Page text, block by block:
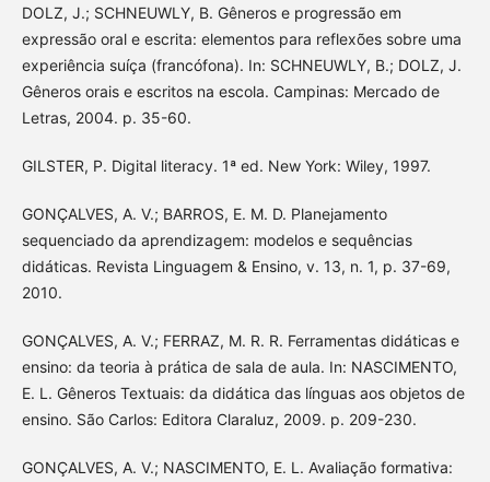
DOLZ, J.; SCHNEUWLY, B. Gêneros e progressão em
expressão oral e escrita: elementos para reflexões sobre uma
experiência suíça (francófona). In: SCHNEUWLY, B.; DOLZ, J.
Gêneros orais e escritos na escola. Campinas: Mercado de
Letras, 2004. p. 35-60.
GILSTER, P. Digital literacy. 1ª ed. New York: Wiley, 1997.
GONÇALVES, A. V.; BARROS, E. M. D. Planejamento
sequenciado da aprendizagem: modelos e sequências
didáticas. Revista Linguagem & Ensino, v. 13, n. 1, p. 37-69,
2010.
GONÇALVES, A. V.; FERRAZ, M. R. R. Ferramentas didáticas e
ensino: da teoria à prática de sala de aula. In: NASCIMENTO,
E. L. Gêneros Textuais: da didática das línguas aos objetos de
ensino. São Carlos: Editora Claraluz, 2009. p. 209-230.
GONÇALVES, A. V.; NASCIMENTO, E. L. Avaliação formativa: